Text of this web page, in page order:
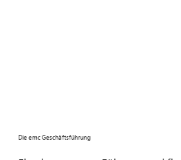
Die emc Geschäftsführung